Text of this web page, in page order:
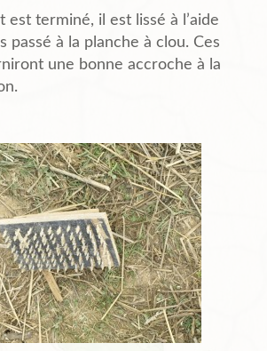
est terminé, il est lissé à l’aide
passé à la planche à clou. Ces
une bonne accroche à la